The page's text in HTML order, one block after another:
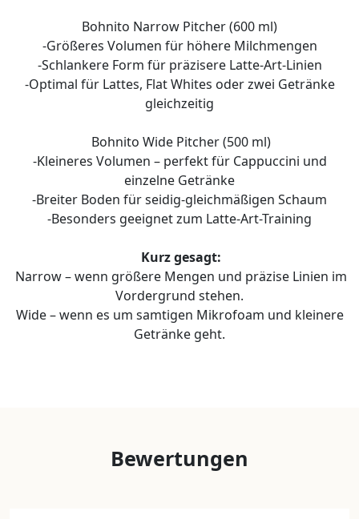
Bohnito Narrow Pitcher (600 ml)
-Größeres Volumen für höhere Milchmengen
-Schlankere Form für präzisere Latte-Art-Linien
-Optimal für Lattes, Flat Whites oder zwei Getränke
gleichzeitig
Bohnito Wide Pitcher (500 ml)
-Kleineres Volumen – perfekt für Cappuccini und
einzelne Getränke
-Breiter Boden für seidig-gleichmäßigen Schaum
-Besonders geeignet zum Latte-Art-Training
Kurz gesagt:
Narrow – wenn größere Mengen und präzise Linien im
Vordergrund stehen.
Wide – wenn es um samtigen Mikrofoam und kleinere
Getränke geht.
Bewertungen